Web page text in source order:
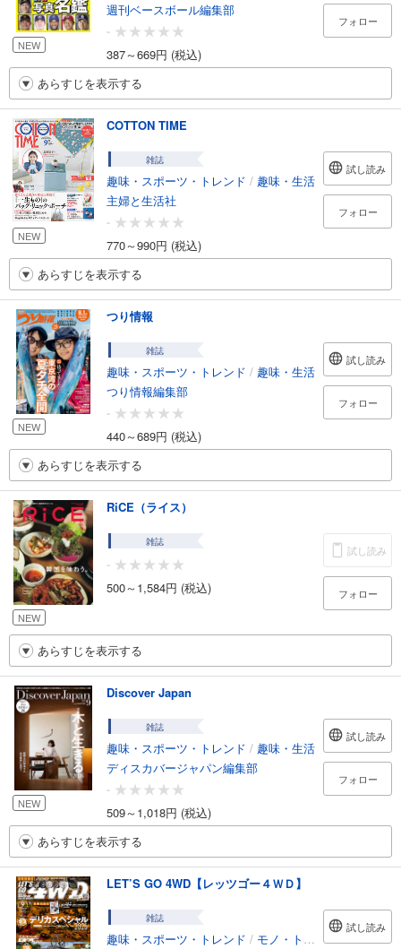
NEW
週刊ベースボール編集部
-
387～669円 (税込)
フォロー
あらすじを表示する
NEW
COTTON TIME
雑誌
趣味・スポーツ・トレンド / 趣味・生活
主婦と生活社
-
770～990円 (税込)
試し読み
フォロー
あらすじを表示する
NEW
つり情報
雑誌
趣味・スポーツ・トレンド / 趣味・生活
つり情報編集部
-
440～689円 (税込)
試し読み
フォロー
あらすじを表示する
NEW
RiCE（ライス）
雑誌
-
500～1,584円 (税込)
試し読み
フォロー
あらすじを表示する
NEW
Discover Japan
雑誌
趣味・スポーツ・トレンド / 趣味・生活
ディスカバージャパン編集部
-
509～1,018円 (税込)
試し読み
フォロー
あらすじを表示する
LET’S GO 4WD【レッツゴー４ＷＤ】
雑誌
趣味・スポーツ・トレンド / モノ・トレンド
試し読み